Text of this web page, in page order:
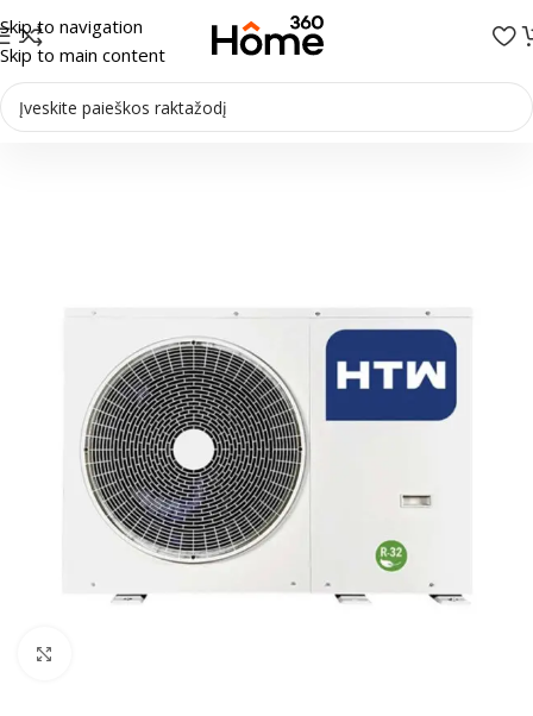
Skip to navigation
Skip to main content
Pradžia/Šilumos siurbliai/Šilumos siurbliai Oras-vanduo